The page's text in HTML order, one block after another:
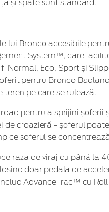
și spate sunt standard.
lui Bronco accesibile
System™, care
Eco, Sport și
pentru Bronco
pe care se rulează.
pentru a sprijini
croazieră - șoferul
șoferul se
raza de viraj cu până la
doar pedala de
AdvanceTrac™ cu